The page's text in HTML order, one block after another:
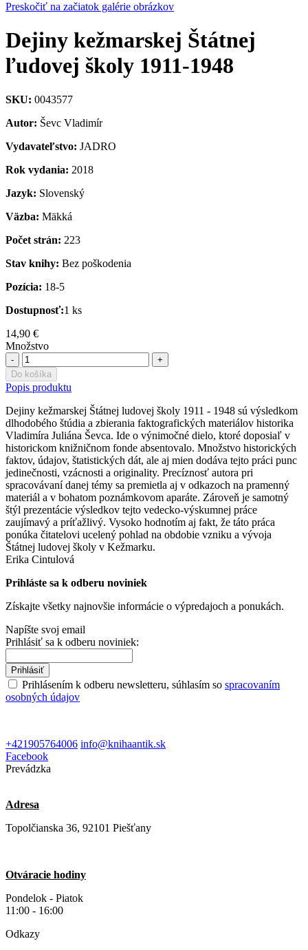
Preskočiť na začiatok galérie obrázkov
Dejiny kežmarskej Štátnej
ľudovej školy 1911-1948
SKU: 0043577
Autor: Ševc Vladimír
Vydavateľstvo: JADRO
Rok vydania: 2018
Jazyk: Slovenský
Väzba: Mäkká
Počet strán: 223
Stav knihy: Bez poškodenia
Pozícia: 18-5
Dostupnosť:1 ks
14,90 €
Množstvo
-
+
Do košíka
Popis produktu
Dejiny kežmarskej Štátnej ludovej školy 1911 - 1948 sú výsledkom
dlhodobého štúdia a zbierania faktografických materiálov historika
Vladimíra Juliána Ševca. Ide o výnimočné dielo, ktoré doposiaľ v
historickom knižničnom fonde absentovalo. Množstvo historických
faktov, údajov, štatistických dát, ale aj mien dodáva tejto práci punc
jedinečnosti, vzácnosti a originality. Precíznosť autora pri
spracovávaní danej témy sa premietla aj v odkazoch na pramenný
materiál a v bohatom poznámkovom aparáte. Zároveň je samotný
štýl prezentácie výsledkov tejto vedecko-výskumnej práce
zaujímavý a príťažlivý. Vysoko hodnotím aj fakt, že táto práca
ponúka čitatelovi ucelený pohlad na obdobie vzniku a vývoja
Štátnej ludovej školy v Kežmarku.
Erika Cintulová
Prihláste sa k odberu noviniek
Získajte všetky najnovšie informácie o výpredajoch a ponukách.
Napíšte svoj email
Prihlásiť sa k odberu noviniek:
Prihlásiť
Prihlásením k odberu newsletteru, súhlasím so spracovaním
osobných údajov
+421905764006 info@knihaantik.sk
Facebook
Prevádzka
Adresa
Topolčianska 36, 92101 Piešťany
Otváracie hodiny
Pondelok - Piatok
11:00 - 16:00
Odkazy